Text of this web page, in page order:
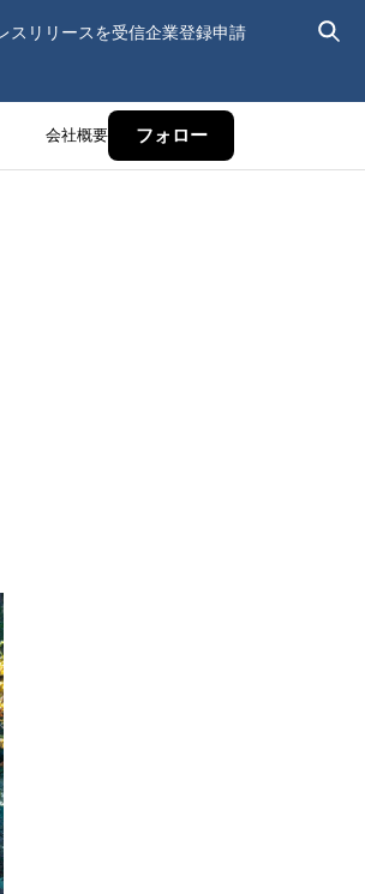
スリリースを受信企業登録申請
会社概要 フォロー